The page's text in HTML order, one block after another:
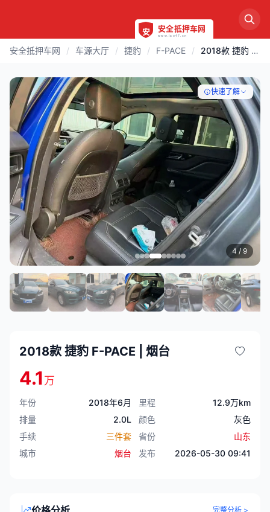
安全抵押车网 / 车源大厅 / 捷豹 / F-PACE / 2018款 捷豹 F-PACE | 烟台
快速了解
4 / 9
2018款 捷豹 F-PACE | 烟台
4.1万
年份 2018年6月 里程
12.9万km
排量
2.0L 颜色
灰色
手续
三件套 省份
山东
城市
烟台 发布 2026-05-30 09:41
完整分析 >